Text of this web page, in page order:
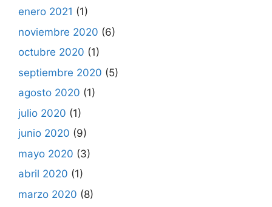
enero 2021 (1)
noviembre 2020 (6)
octubre 2020 (1)
septiembre 2020 (5)
agosto 2020 (1)
julio 2020 (1)
junio 2020 (9)
mayo 2020 (3)
abril 2020 (1)
marzo 2020 (8)